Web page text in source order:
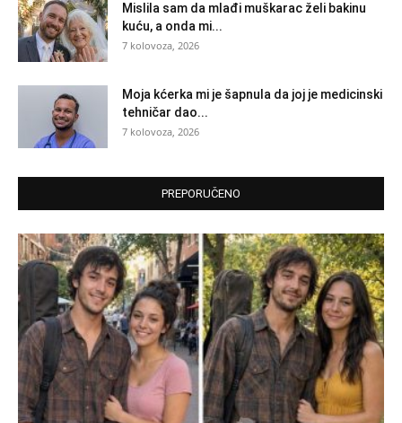
Mislila sam da mlađi muškarac želi bakinu
kuću, a onda mi...
7 kolovoza, 2026
Moja kćerka mi je šapnula da joj je medicinski
tehničar dao...
7 kolovoza, 2026
PREPORUČENO